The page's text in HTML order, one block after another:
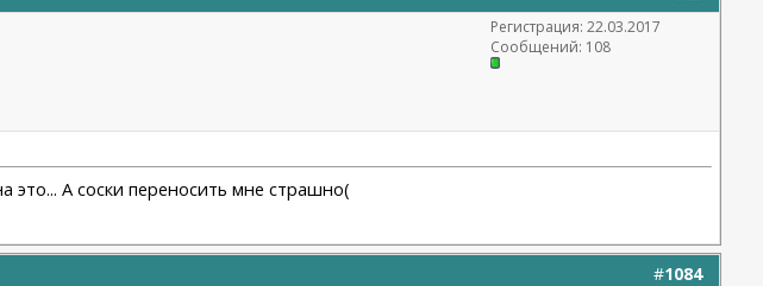
там где нельзя
Регистрация: 22.03.2017
Сообщений: 108
это... А соски переносить мне страшно(
#1084